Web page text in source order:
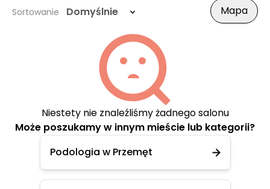
Sortowanie Domyślnie Mapa
Niestety nie znaleźliśmy żadnego salonu
Może poszukamy w innym mieście lub kategorii?
Podologia w Przemęt